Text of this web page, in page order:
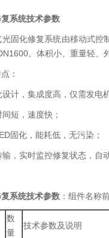
系统技术参数
固化修复系统由移动式
。体积小、重量轻、
：
计，集成度高，仅需发电
短，速度快；
固化，能耗低，无污染；
，实时监控修复状态，自
系统技术参数 ：组件名称
数
量
技术参数及说明